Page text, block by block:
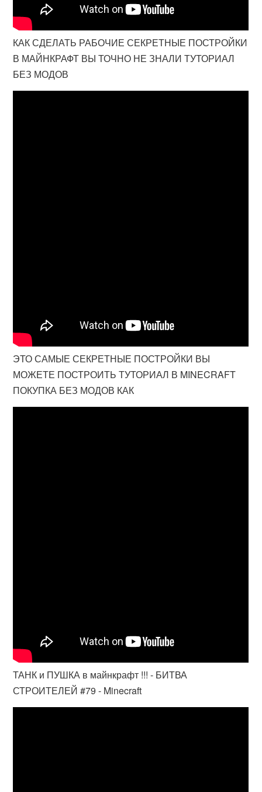
КАК СДЕЛАТЬ РАБОЧИЕ СЕКРЕТНЫЕ ПОСТРОЙКИ
В МАЙНКРАФТ ВЫ ТОЧНО НЕ ЗНАЛИ ТУТОРИАЛ
БЕЗ МОДОВ
ЭТО САМЫЕ СЕКРЕТНЫЕ ПОСТРОЙКИ ВЫ
МОЖЕТЕ ПОСТРОИТЬ ТУТОРИАЛ В MINECRAFT
ПОКУПКА БЕЗ МОДОВ КАК
ТАНК и ПУШКА в майнкрафт !!! - БИТВА
СТРОИТЕЛЕЙ #79 - Minecraft